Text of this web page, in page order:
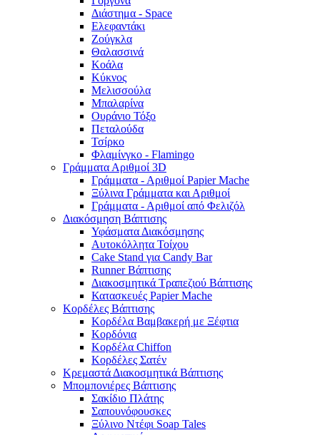
Διάστημα - Space
Ελεφαντάκι
Ζούγκλα
Θαλασσινά
Κοάλα
Κύκνος
Μελισσούλα
Μπαλαρίνα
Ουράνιο Τόξο
Πεταλούδα
Τσίρκο
Φλαμίνγκο - Flamingo
Γράμματα Αριθμοί 3D
Γράμματα - Αριθμοί Papier Mache
Ξύλινα Γράμματα και Αριθμοί
Γράμματα - Αριθμοί από Φελιζόλ
Διακόσμηση Βάπτισης
Υφάσματα Διακόσμησης
Αυτοκόλλητα Τοίχου
Cake Stand για Candy Bar
Runner Βάπτισης
Διακοσμητικά Τραπεζιού Βάπτισης
Κατασκευές Papier Mache
Κορδέλες Βάπτισης
Κορδέλα Βαμβακερή με Ξέφτια
Κορδόνια
Κορδέλα Chiffon
Κορδέλες Σατέν
Κρεμαστά Διακοσμητικά Βάπτισης
Μπομπονιέρες Βάπτισης
Σακίδιο Πλάτης
Σαπουνόφουσκες
Ξύλινο Ντέφι Soap Tales